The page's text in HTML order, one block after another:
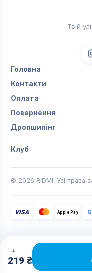
1 шт.
219 ₴
Твій
Головна
Контакти
Оплата
Повернення
Дропшипінг
Клуб
© 2026 RIDMI. Усі права
VISA Apple Pay G